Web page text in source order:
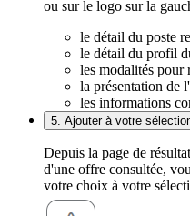
ou sur le logo sur la
le détail du poste
le détail du profil
les modalités pour
la présentation de
les informations
5. Ajouter à votre
Depuis la page de
d'une offre consultée,
votre choix à votre